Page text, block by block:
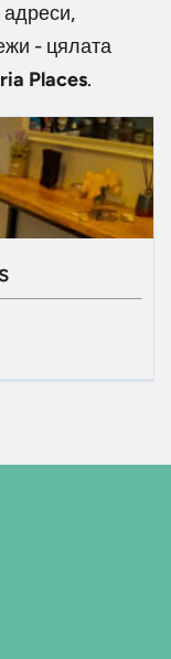
адреси,
- цялата
Places.